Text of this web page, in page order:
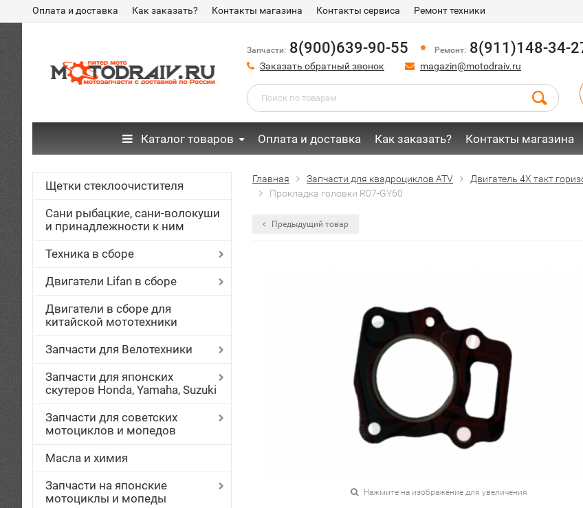
Оплата и доставка Как заказать? Контакты магазина Контакты сервиса Ремонт техники
Запчасти: 8(900)639-90-55 Ремонт: 8(911)148-34-
Заказать обратный звонок magazin@motodraiv.ru
Каталог товаров Оплата и доставка Как заказать? Контакты магазина
Щетки стеклоочистителя
Сани рыбацкие, сани-волокуши
и принадлежности к ним
Техника в сборе
Двигатели Lifan в сборе
Двигатели в сборе для
китайской мототехники
Запчасти для Велотехники
Запчасти для японских
скутеров Honda, Yamaha, Suzuki
Запчасти для советских
мотоциклов и мопедов
Масла и химия
Запчасти на японские
мотоциклы и мопеды
Главная Запчасти для квадроциклов ATV
Двигатель 4Х такт
Прокладка головки R07-GY60
Предыдущий товар
Нажмите на изображение для увеличения